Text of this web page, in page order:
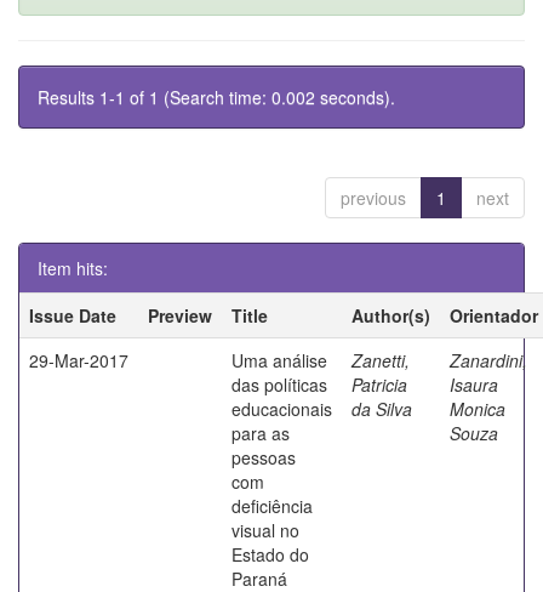
Results 1-1 of 1 (Search time: 0.002 seconds).
previous 1 next
Item hits:
Issue Date
Preview Title Author(s)
Orientador
29-Mar-2017
Uma análise
das políticas
educacionais
para as
pessoas
com
deficiência
visual no
Estado do
Paraná
Zanetti,
Patricia
da Silva
Zanardini,
Isaura
Monica
Souza